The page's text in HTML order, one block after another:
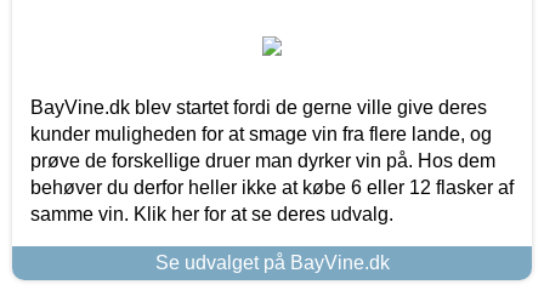
BayVine.dk blev startet fordi de gerne ville give deres
kunder muligheden for at smage vin fra flere lande, og
prøve de forskellige druer man dyrker vin på. Hos dem
behøver du derfor heller ikke at købe 6 eller 12 flasker af
samme vin. Klik her for at se deres udvalg.
Se udvalget på BayVine.dk